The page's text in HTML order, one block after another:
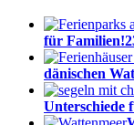
für Familien!
dänischen
Unterschiede